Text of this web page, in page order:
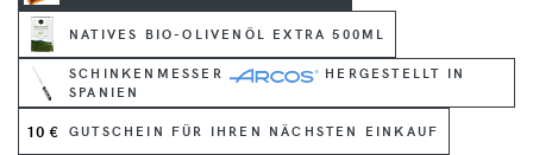
NATIVES BIO-OLIVENÖL EXTRA 500ML
SCHINKENMESSER
HERGESTELLT IN
SPANIEN
10 € GUTSCHEIN FÜR IHREN NÄCHSTEN EINKAUF